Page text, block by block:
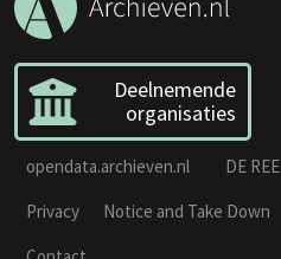
Deelnemende
organisaties
opendata.archieven.nl DE REE
Privacy
Notice and Take Down